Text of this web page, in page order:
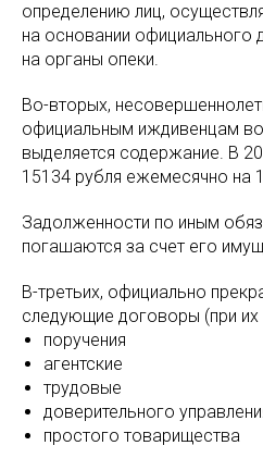
определению лиц,
на основании официального
на органы опеки.
Во-вторых,
официальным иждивенцам
выделяется содержание. В
15134 рубля ежемесячно на
Задолженности по иным
погашаются за счет его
В-третьих, официально
следующие договоры (при их
поручения
агентские
трудовые
доверительного
простого товарищества